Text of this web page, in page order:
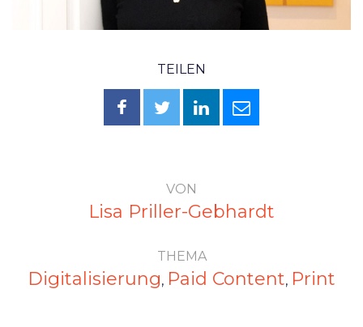
TEILEN
VON
Lisa Priller-Gebhardt
THEMA
Digitalisierung, Paid Content, Print